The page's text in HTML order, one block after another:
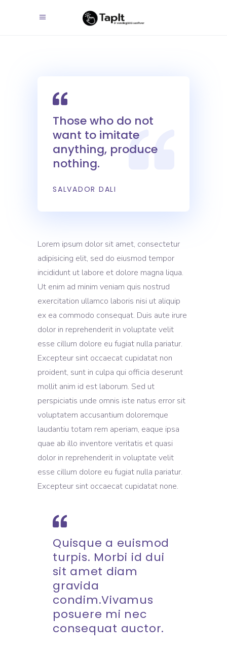
Those who do not
want to imitate
anything, produce
nothing.
SALVADOR DALI
Lorem ipsum dolor sit amet, consectetur
adipisicing elit, sed do eiusmod tempor
incididunt ut labore et dolore magna liqua.
Ut enim ad minim veniam quis nostrud
exercitation ullamco laboris nisi ut aliquip
ex ea commodo consequat. Duis aute irure
dolor in reprehenderit in voluptate velit
esse cillum dolore eu fugiat nulla pariatur.
Excepteur sint occaecat cupidatat non
proident, sunt in culpa qui officia deserunt
mollit anim id est laborum. Sed ut
perspiciatis unde omnis iste natus error sit
voluptatem accusantium doloremque
laudantiu totam rem aperiam, eaque ipsa
quae ab illo inventore veritatis et quasi
dolor in reprehenderit in voluptate velit
esse cillum dolore eu fugiat nulla pariatur.
Excepteur sint occaecat cupidatat none.
Quisque a euismod
turpis. Morbi id dui
sit amet diam
gravida
condim.Vivamus
posuere mi nec
consequat auctor.